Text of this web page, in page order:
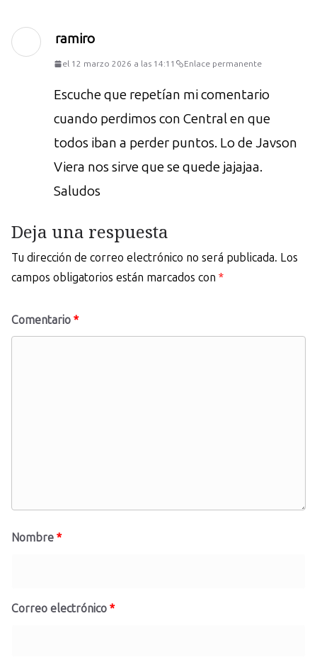
ramiro
el 12 marzo 2026 a las 14:11 Enlace permanente
Escuche que repetían mi comentario
cuando perdimos con Central en que
todos iban a perder puntos. Lo de Javson
Viera nos sirve que se quede jajajaa.
Saludos
Deja una respuesta
Tu dirección de correo electrónico no será publicada. Los
campos obligatorios están marcados con *
Comentario *
Nombre *
Correo electrónico *